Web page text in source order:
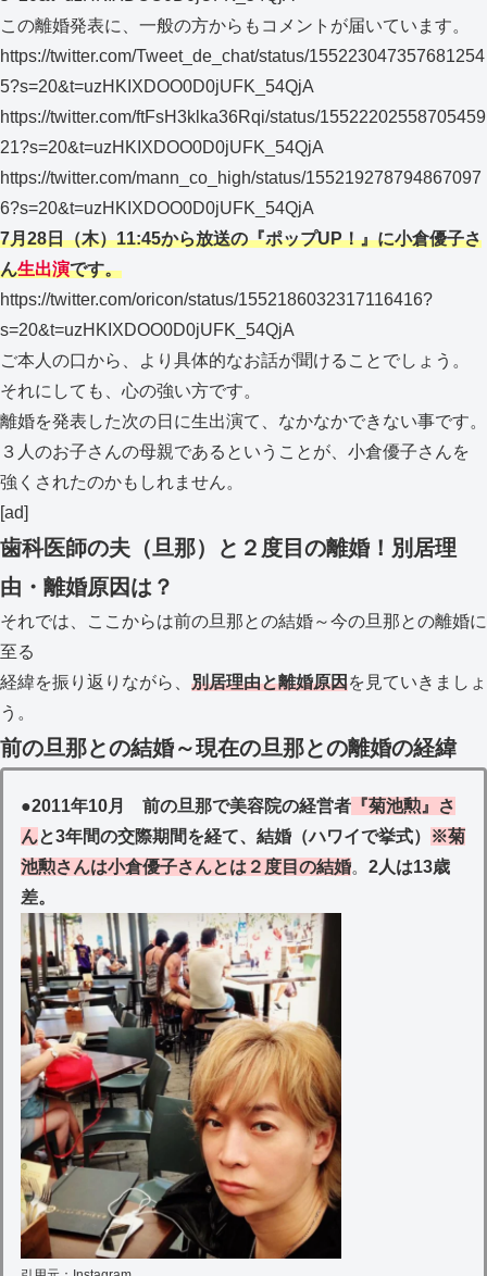
この離婚発表に、一般の方からもコメントが届いています。
https://twitter.com/Tweet_de_chat/status/155223047357681254
5?s=20&t=uzHKIXDOO0D0jUFK_54QjA
https://twitter.com/ftFsH3klka36Rqi/status/15522202558705459
21?s=20&t=uzHKIXDOO0D0jUFK_54QjA
https://twitter.com/mann_co_high/status/155219278794867097
6?s=20&t=uzHKIXDOO0D0jUFK_54QjA
7月28日（木）11:45から放送の『ポップUP！』に小倉優子さ
ん生出演です。
https://twitter.com/oricon/status/1552186032317116416?
s=20&t=uzHKIXDOO0D0jUFK_54QjA
ご本人の口から、より具体的なお話が聞けることでしょう。
それにしても、心の強い方です。
離婚を発表した次の日に生出演て、なかなかできない事です。
３人のお子さんの母親であるということが、小倉優子さんを
強くされたのかもしれません。
[ad]
歯科医師の夫（旦那）と２度目の離婚！別居理
由・離婚原因は？
それでは、ここからは前の旦那との結婚～今の旦那との離婚に
至る
経緯を振り返りながら、 別居理由と離婚原因を見ていきましょ
う。
前の旦那との結婚～現在の旦那との離婚の経緯
●2011年10月 前の旦那で美容院の経営者 『菊池勲』さ
んと3年間の交際期間を経て、結婚（ハワイで挙式）
※菊
池勲さんは小倉優子さんとは２度目の結婚。 2人は13歳
差。